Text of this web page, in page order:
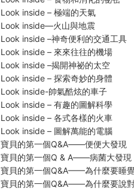
Look inside – 極端的天氣
Look inside—火山與地震
Look inside –神奇便利的交通工具
Look inside – 來來往往的機場
Look inside –揭開神祕的太空
Look inside – 探索奇妙的身體
Look inside-帥氣酷炫的車子
Look inside – 有趣的圖解科學
Look inside – 各式各樣的火車
Look inside – 圖解萬能的電腦
寶貝的第一個Q&A――便便大發現
寶貝的第一個Q & A――病菌大發現
寶貝的第一個Q&A——為什麼要睡
寶貝的第一個Q&A――為什麼要說